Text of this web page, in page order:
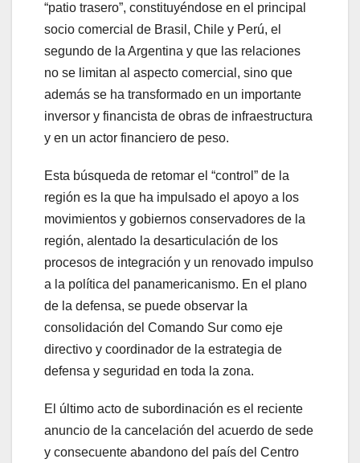
“patio trasero”, constituyéndose en el principal
socio comercial de Brasil, Chile y Perú, el
segundo de la Argentina y que las relaciones
no se limitan al aspecto comercial, sino que
además se ha transformado en un importante
inversor y financista de obras de infraestructura
y en un actor financiero de peso.
Esta búsqueda de retomar el “control” de la
región es la que ha impulsado el apoyo a los
movimientos y gobiernos conservadores de la
región, alentado la desarticulación de los
procesos de integración y un renovado impulso
a la política del panamericanismo. En el plano
de la defensa, se puede observar la
consolidación del Comando Sur como eje
directivo y coordinador de la estrategia de
defensa y seguridad en toda la zona.
El último acto de subordinación es el reciente
anuncio de la cancelación del acuerdo de sede
y consecuente abandono del país del Centro